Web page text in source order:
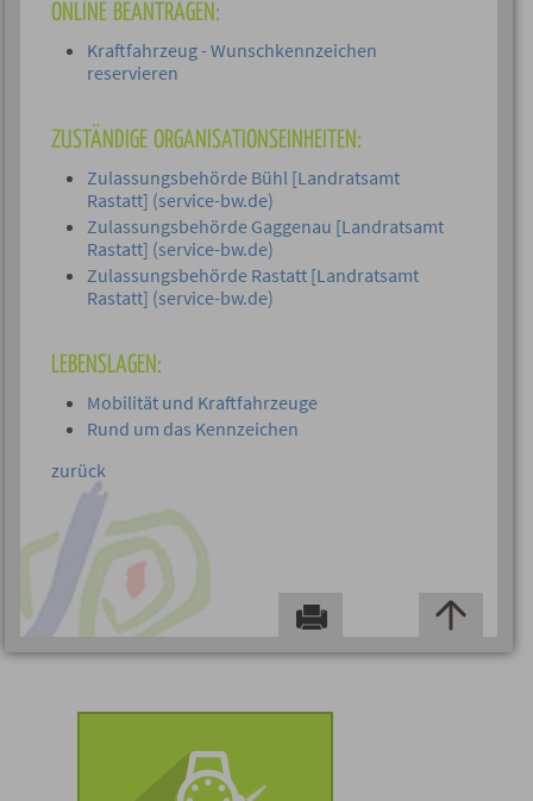
ONLINE BEANTRAGEN:
Kraftfahrzeug - Wunschkennzeichen
reservieren
ZUSTÄNDIGE ORGANISATIONSEINHEITEN:
Zulassungsbehörde Bühl [Landratsamt
Rastatt] (service-bw.de)
Zulassungsbehörde Gaggenau [Landratsamt
Rastatt] (service-bw.de)
Zulassungsbehörde Rastatt [Landratsamt
Rastatt] (service-bw.de)
LEBENSLAGEN:
Mobilität und Kraftfahrzeuge
Rund um das Kennzeichen
zurück